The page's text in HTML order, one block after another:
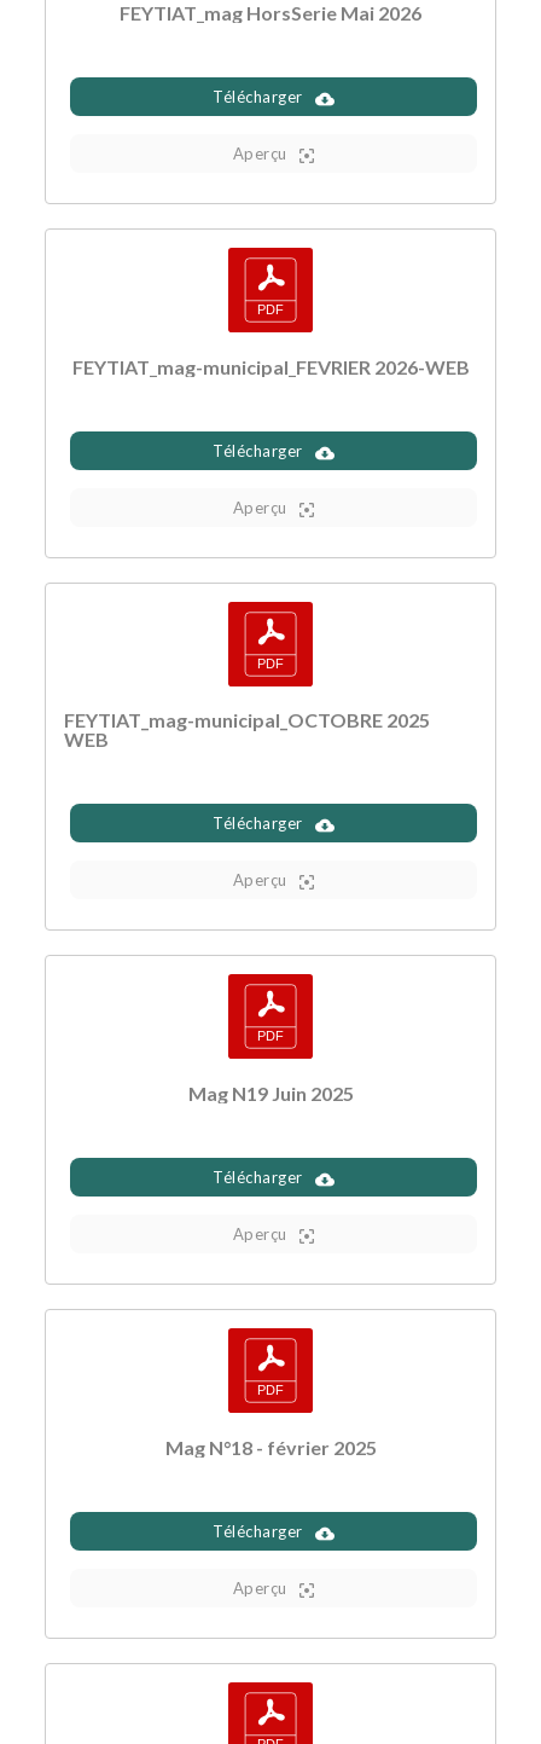
FEYTIAT_mag HorsSerie Mai 2026
Télécharger
Aperçu
FEYTIAT_mag-municipal_FEVRIER 2026-WEB
Télécharger
Aperçu
FEYTIAT_mag-municipal_OCTOBRE 2025
WEB
Télécharger
Aperçu
Mag N19 Juin 2025
Télécharger
Aperçu
Mag N°18 - février 2025
Télécharger
Aperçu